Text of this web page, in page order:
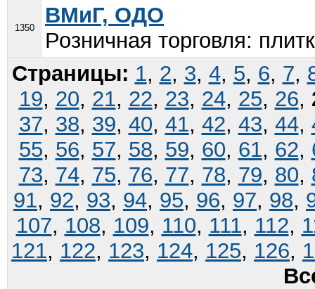
1350
ВМиГ, ОДО
Розничная торговля:
Страницы: 1, 2, 3, 4, 5, 6, 7,
19, 20, 21, 22, 23, 24, 25, 26,
37, 38, 39, 40, 41, 42, 43, 44,
55, 56, 57, 58, 59, 60, 61, 62,
73, 74, 75, 76, 77, 78, 79, 80,
91, 92, 93, 94, 95, 96, 97, 98,
107, 108, 109, 110, 111, 112,
121, 122, 123, 124, 125, 126,